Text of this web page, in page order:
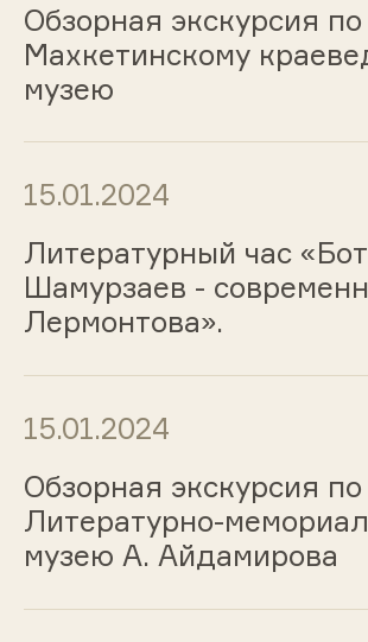
Обзорная экскурсия по
Махкетинскому
музею
15.01.2024
Литературный час
Шамурзаев -
Лермонтова».
15.01.2024
Обзорная экскурсия по
Литературно-
музею А. Айдамирова